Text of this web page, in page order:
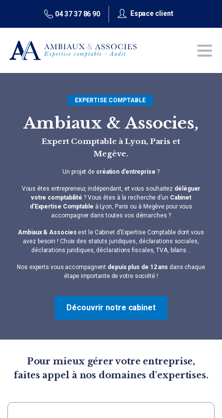
04 37 37 86 90 Espace client
EXPERTISE COMPTABLE
Ambiaux & Associes,
Expert Comptable à Lyon, Paris et
Megève.
Un projet de création d’entreprise ?
Vous êtes entrepreneur, indépendant, et vous souhaitez déléguer
votre comptabilité ? Vous êtes à la recherche d’un Cabinet
d’Expertise Comptable à Lyon, Paris ou à Megève pour vous
accompagner dans toutes vos démarches ?
Ambiaux & Associes est le Cabinet d’Expertise Comptable dont vous
avez besoin ! Choix des statuts juridiques, déclarations sociales,
déclarations juridiques, déclarations fiscales, TVA, bilans…
Nos experts vous accompagnent depuis plus de 12 ans dans chaque
étape importante de votre société !
Découvrir notre cabinet
Pour mieux gérer votre entreprise,
faites appel à nos domaines d'expertises.